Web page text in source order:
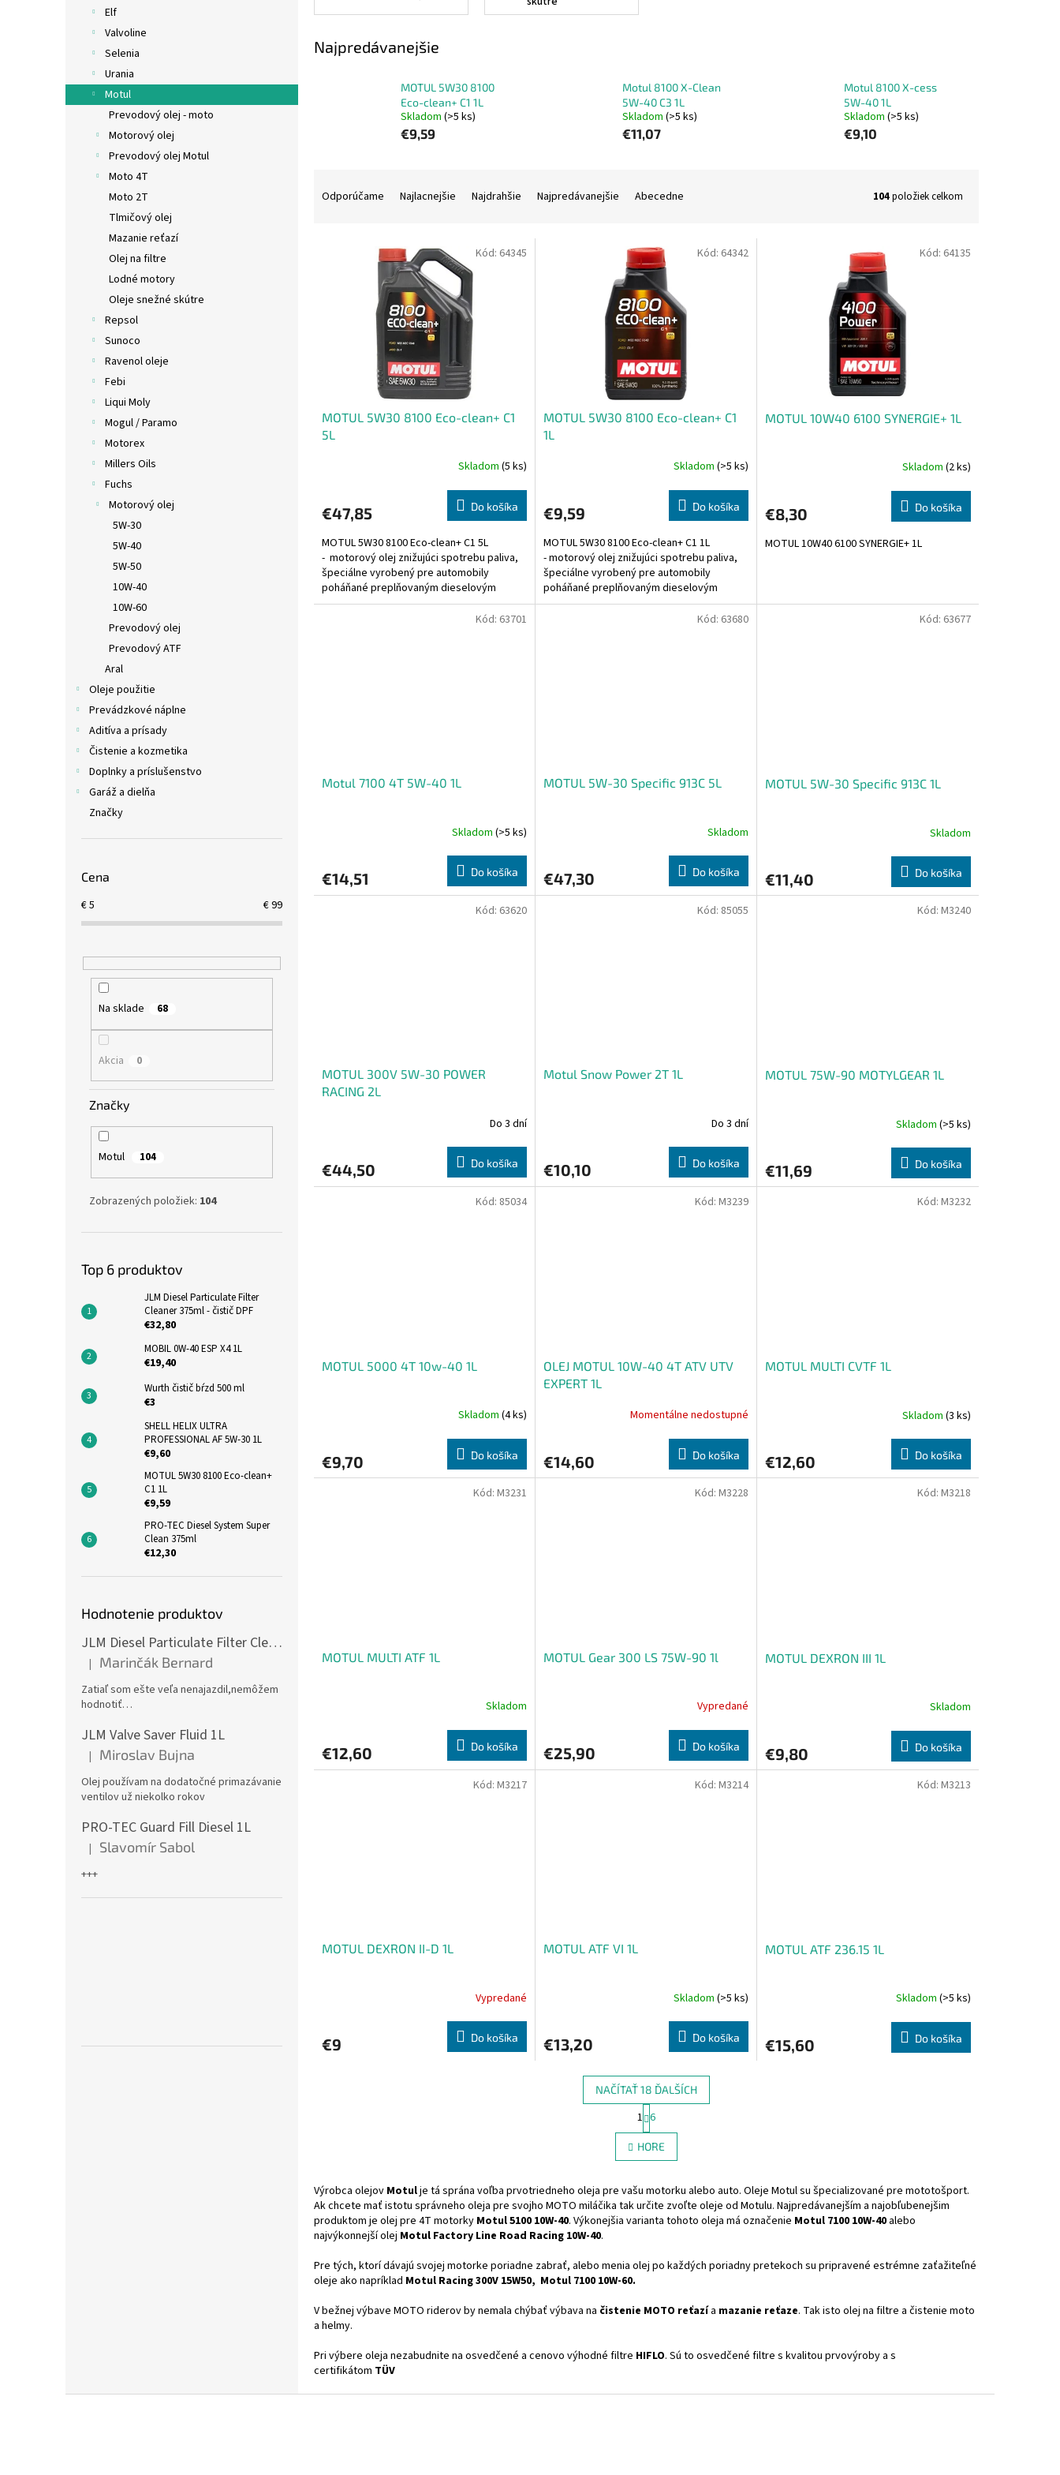
Elf
Valvoline
Selenia
Urania
Motul
Prevodový olej - moto
Motorový olej
Prevodový olej Motul
Moto 4T
Moto 2T
Tlmičový olej
Mazanie reťazí
Olej na filtre
Lodné motory
Oleje snežné skútre
Repsol
Sunoco
Ravenol oleje
Febi
Liqui Moly
Mogul / Paramo
Motorex
Millers Oils
Fuchs
Motorový olej
5W-30
5W-40
5W-50
10W-40
10W-60
Prevodový olej
Prevodový ATF
Aral
Oleje použitie
Prevádzkové náplne
Aditíva a prísady
Čistenie a kozmetika
Doplnky a príslušenstvo
Garáž a dielňa
Značky
Cena
€5 €99
Na sklade 68
Akcia 0
Značky
Motul 104
Zobrazených položiek: 104
Top 6 produktov
JLM Diesel Particulate Filter
Cleaner 375ml - čistič DPF
€32,80
MOBIL 0W-40 ESP X4 1L
€19,40
Wurth čistič bŕzd 500 ml
€3
SHELL HELIX ULTRA
PROFESSIONAL AF 5W-30 1L
€9,60
MOTUL 5W30 8100 Eco-clean+
C1 1L
€9,59
PRO-TEC Diesel System Super
Clean 375ml
€12,30
Hodnotenie produktov
JLM Diesel Particulate Filter Cleaner 375ml - čistič DPF
Hodnotenie produktu je 5 z 5 hviezdičiek.
| Marinčák Bernard
Zatiaľ som ešte veľa nenajazdil,nemôžem
hodnotiť…
JLM Valve Saver Fluid 1L
Hodnotenie produktu je 5 z 5 hviezdičiek.
| Miroslav Bujna
Olej používam na dodatočné primazávanie
ventilov už niekolko rokov
PRO-TEC Guard Fill Diesel 1L
Hodnotenie produktu je 5 z 5 hviezdičiek.
| Slavomír Sabol
+++
Najpredávanejšie
MOTUL 5W30 8100
Eco-clean+ C1 1L
Skladom (>5 ks)
€9,59
Motul 8100 X-Clean
5W-40 C3 1L
Skladom (>5 ks)
€11,07
Motul 8100 X-cess
5W-40 1L
Skladom (>5 ks)
€9,10
Odporúčame Najlacnejšie Najdrahšie Najpredávanejšie Abecedne 104položiek celkom
MOTUL 5W30 8100 Eco-clean+ C1
5L
Skladom (5 ks)
€47,85 Do košíka
MOTUL 5W30 8100 Eco-clean+ C1 5L
- motorový olej znižujúci spotrebu paliva,
špeciálne vyrobený pre automobily
poháňané preplňovaným dieselovým
motorom s priamym vstrekovaním,...
Kód: 64345
MOTUL 5W30 8100 Eco-clean+ C1
1L
Skladom (>5 ks)
€9,59 Do košíka
MOTUL 5W30 8100 Eco-clean+ C1 1L
- motorový olej znižujúci spotrebu paliva,
špeciálne vyrobený pre automobily
poháňané preplňovaným dieselovým
motorom s priamym vstrekovaním,...
Kód: 64342
MOTUL 10W40 6100 SYNERGIE+ 1L
Skladom (2 ks)
€8,30 Do košíka
MOTUL 10W40 6100 SYNERGIE+ 1L
Kód: 64135
Motul 7100 4T 5W-40 1L
Skladom (>5 ks)
€14,51 Do košíka
Kód: 63701
MOTUL 5W-30 Specific 913C 5L
Skladom
€47,30 Do košíka
Kód: 63680
MOTUL 5W-30 Specific 913C 1L
Skladom
€11,40 Do košíka
Kód: 63677
MOTUL 300V 5W-30 POWER
RACING 2L
Do 3 dní
€44,50 Do košíka
Kód: 63620
Motul Snow Power 2T 1L
Do 3 dní
€10,10 Do košíka
Kód: 85055
MOTUL 75W-90 MOTYLGEAR 1L
Skladom (>5 ks)
€11,69 Do košíka
Kód: M3240
MOTUL 5000 4T 10w-40 1L
Skladom (4 ks)
€9,70 Do košíka
Kód: 85034
OLEJ MOTUL 10W-40 4T ATV UTV
EXPERT 1L
Momentálne nedostupné
€14,60 Do košíka
Kód: M3239
MOTUL MULTI CVTF 1L
Skladom (3 ks)
€12,60 Do košíka
Kód: M3232
MOTUL MULTI ATF 1L
Skladom
€12,60 Do košíka
Kód: M3231
MOTUL Gear 300 LS 75W-90 1l
Vypredané
€25,90 Do košíka
Kód: M3228
MOTUL DEXRON III 1L
Skladom
€9,80 Do košíka
Kód: M3218
MOTUL DEXRON II-D 1L
Vypredané
€9 Do košíka
Kód: M3217
MOTUL ATF VI 1L
Skladom (>5 ks)
€13,20 Do košíka
Kód: M3214
MOTUL ATF 236.15 1L
Skladom (>5 ks)
€15,60 Do košíka
Kód: M3213
O
v
l
a
c
i
p
r
k
y
ý
p
s
NAČÍTAŤ 18 ĎALŠÍCH
S
t
r
á
n
o
v
a
1 6
HORE
Výrobca olejov Motulje tá sprána voľba prvotriedneho oleja pre vašu motorku alebo auto. Oleje Motul su špecializované pre mototošport.
Ak chcete mať istotu správneho oleja pre svojho MOTO miláčika tak určite zvoľte oleje od Motulu. Najpredávanejším a najobľubenejšim
produktom je olej pre 4T motorky Motul 5100 10W-40. Výkonejšia varianta tohoto oleja má označenie Motul 7100 10W-40 alebo
najvýkonnejší olej Motul Factory Line Road Racing 10W-40.
Pre tých, ktorí dávajú svojej motorke poriadne zabrať, alebo menia olej po každých poriadny pretekoch su pripravené estrémne zaťažiteľné
oleje ako napríklad Motul Racing 300V 15W50, Motul 7100 10W-60.
V bežnej výbave MOTO riderov by nemala chýbať výbava na čistenie MOTO reťazía mazanie reťaze. Tak isto olej na filtre a čistenie moto
a helmy.
Pri výbere oleja nezabudnite na osvedčené a cenovo výhodné filtre HIFLO. Sú to osvedčené filtre s kvalitou prvovýroby a s
certifikátom TÜV